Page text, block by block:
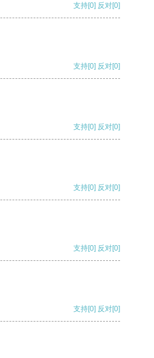
支持[0] 反对[0]
支持[0] 反对[0]
支持[0] 反对[0]
支持[0] 反对[0]
支持[0] 反对[0]
支持[0] 反对[0]